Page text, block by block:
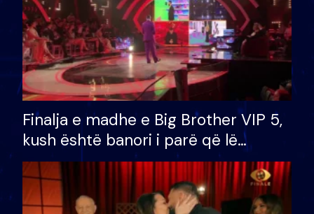
Finalja e madhe e Big Brother VIP 5,
kush është banori i parë që lë
shtëpinë dhe humb mundësinë për
të fituar çmimin e madh